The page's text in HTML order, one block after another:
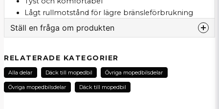
Lågt rullmotstånd för lägre bränsleförbrukning
Ställ en fråga om produkten
Fråga oss om denna produkt...
RELATERADE KATEGORIER
Alla delar Däck till mopedbil Övriga mopedbilsdelar
Övriga mopedbilsdelar Däck till mopedbil